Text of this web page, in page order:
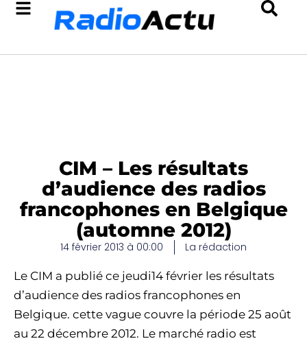
CIM – Les résultats
d’audience des radios
francophones en Belgique
(automne 2012)
14 février 2013 à 00:00 La rédaction
Le CIM a publié ce jeudi14 février les résultats
d’audience des radios francophones en
Belgique. cette vague couvre la période 25 août
au 22 décembre 2012. Le marché radio est